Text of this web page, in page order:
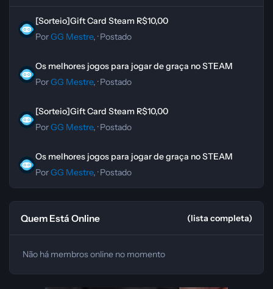
[Sorteio]Gift Card Steam R$10,00
PorGG Mestre, ·Postado
Os melhores jogos para jogar de graça no STEAM
PorGG Mestre, ·Postado
[Sorteio]Gift Card Steam R$10,00
PorGG Mestre, ·Postado
Os melhores jogos para jogar de graça no STEAM
PorGG Mestre, ·Postado
Quem Está Online (lista completa)
Não há membros online no momento